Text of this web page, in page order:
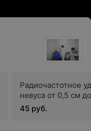
Радиочастотное
невуса от 0,5 см
45 руб.